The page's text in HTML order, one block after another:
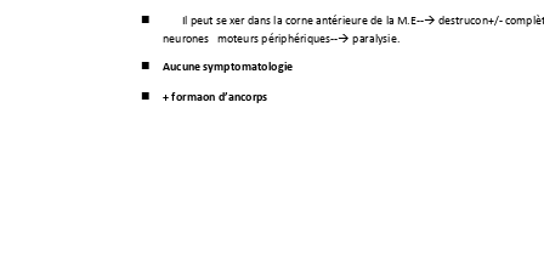
Il peut se fixer dans la corne antérieure de la M.E-- destruction+/-
neurones   moteurs périphériques-- paralysie.
Aucune symptomatologie
+ formation d’anticorps